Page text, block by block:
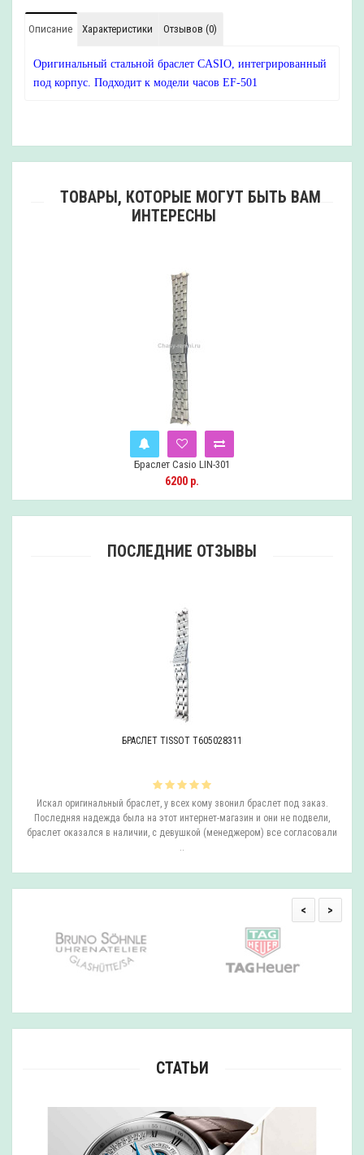
Описание Характеристики Отзывов (0)
Оригинальный стальной браслет CASIO, интегрированный
под корпус. Подходит к модели часов EF-501
ТОВАРЫ, КОТОРЫЕ МОГУТ БЫТЬ ВАМ
ИНТЕРЕСНЫ
Уведомить
Браслет Casio LIN-301
6200 р.
ПОСЛЕДНИЕ ОТЗЫВЫ
БРАСЛЕТ TISSOT T605028311
Искал оригинальный браслет, у всех кому звонил браслет под заказ.
Последняя надежда была на этот интернет-магазин и они не подвели,
браслет оказался в наличии, с девушкой (менеджером) все согласовали
..
< >
СТАТЬИ